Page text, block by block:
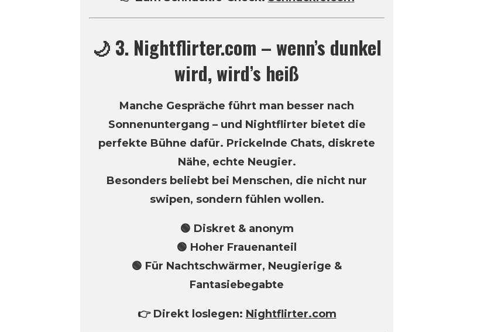
🌙 3. Nightflirter.com – wenn’s dunkel
wird, wird’s heiß
Manche Gespräche führt man besser nach
Sonnenuntergang – und Nightflirter bietet die
perfekte Bühne dafür. Prickelnde Chats, diskrete
Nähe, echte Neugier.
Besonders beliebt bei Menschen, die nicht nur
swipen, sondern fühlen wollen.
🟢 Diskret & anonym
🟢 Hoher Frauenanteil
🟢 Für Nachtschwärmer, Neugierige &
Fantasiebegabte
👉 Direkt loslegen: Nightflirter.com